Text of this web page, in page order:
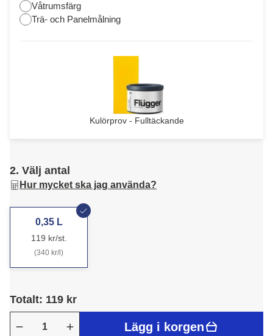
Våtrumsfärg
Trä- och Panelmålning
Kulörprov - Fulltäckande
2. Välj antal
Hur mycket ska jag använda?
0,35 L
119 kr/st.
(340 kr/l)
Totalt: 119 kr
Lägg i korgen